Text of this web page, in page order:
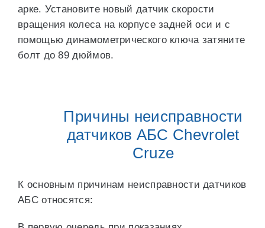
арке. Установите новый датчик скорости
вращения колеса на корпусе задней оси и с
помощью динамометрического ключа затяните
болт до 89 дюймов.
Причины неисправности
датчиков АБС Сhevrolet
Сruze
К основным причинам неисправности датчиков
АБС относятся: